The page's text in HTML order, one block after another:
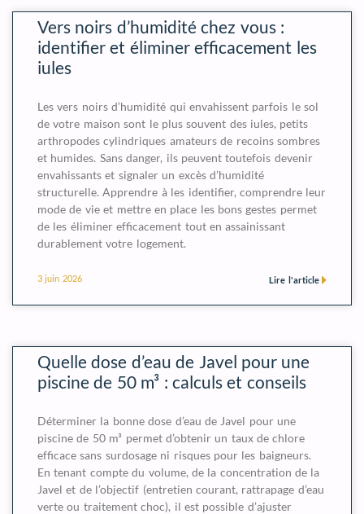
Vers noirs d’humidité chez vous :
identifier et éliminer efficacement les
iules
Les vers noirs d’humidité qui envahissent parfois le sol
de votre maison sont le plus souvent des iules, petits
arthropodes cylindriques amateurs de recoins sombres
et humides. Sans danger, ils peuvent toutefois devenir
envahissants et signaler un excès d’humidité
structurelle. Apprendre à les identifier, comprendre leur
mode de vie et mettre en place les bons gestes permet
de les éliminer efficacement tout en assainissant
durablement votre logement.
Lire l'article
3 juin 2026
Quelle dose d’eau de Javel pour une
piscine de 50 m³ : calculs et conseils
Déterminer la bonne dose d’eau de Javel pour une
piscine de 50 m³ permet d’obtenir un taux de chlore
efficace sans surdosage ni risques pour les baigneurs.
En tenant compte du volume, de la concentration de la
Javel et de l’objectif (entretien courant, rattrapage d’eau
verte ou traitement choc), il est possible d’ajuster